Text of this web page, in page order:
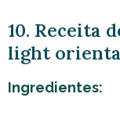
10. Receita
light
Ingredientes: